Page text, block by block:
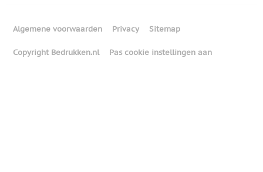
Algemene voorwaarden Privacy Sitemap
Copyright Bedrukken.nl Pas cookie instellingen aan